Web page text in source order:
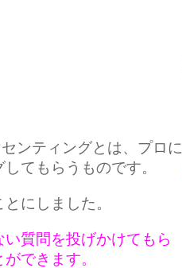
ンティングとは、プロに
てもらうものです。
にしました。
質問を投げかけてもら
できます。